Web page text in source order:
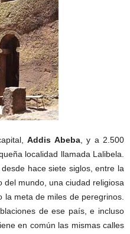
Addis Abeba, y a 2.500
localidad llamada Lalibela.
hace siete siglos, entre la
del mundo, una ciudad religiosa
meta de miles de peregrinos.
de ese país, e incluso
en común las mismas calles